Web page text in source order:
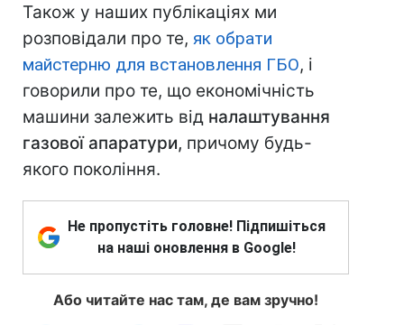
Також у наших публікаціях ми
розповідали про те, як обрати
майстерню для встановлення ГБО, і
говорили про те, що економічність
машини залежить від налаштування
газової апаратури, причому будь-
якого покоління.
Не пропустіть головне! Підпишіться
на наші оновлення в Google!
Або читайте нас там, де вам зручно!